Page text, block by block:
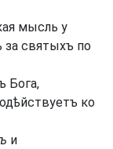
мысль у
за святыхъ по
Бога,
ко
и